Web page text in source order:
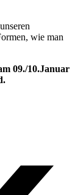
wie man
09./10.Januar